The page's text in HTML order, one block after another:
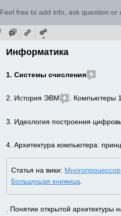
Feel free to add info, ask question or
Информатика
1. Системы счисления
2. История ЭВМ . Компьютеры
3. Идеология построения
4. Архитектура компьютера:
Статья на вики:
Большущая книжица
. Понятие открытой архитектуры